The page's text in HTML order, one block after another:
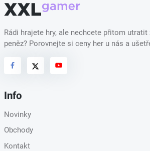
Rádi hrajete hry, ale nechcete přitom
peněz? Porovnejte si ceny her u nás a
Info
Novinky
Obchody
Kontakt